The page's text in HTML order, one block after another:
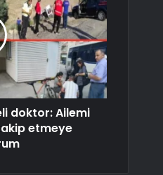
doktor: Ailemi
etmeye